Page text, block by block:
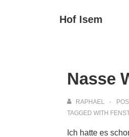
Hof Isem
Nasse
RAPHAEL
TAGGED WITH
Ich hatte es